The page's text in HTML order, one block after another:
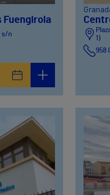
Fuengirola
s/n
1)
958